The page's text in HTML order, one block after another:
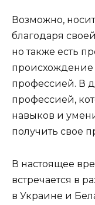
Возможно,
благодаря
но также есть
профессией. В
профессией,
навыков и
получить свое
В настоящее
встречается в
в Украине и